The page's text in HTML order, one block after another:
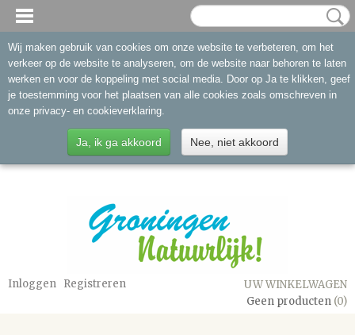
Inloggen Registreren
UW WINKELWAGEN
Geen producten (0)
Wij maken gebruik van cookies om onze website te verbeteren, om het
verkeer op de website te analyseren, om de website naar behoren te laten
werken en voor de koppeling met social media. Door op Ja te klikken, geef
je toestemming voor het plaatsen van alle cookies zoals omschreven in
onze privacy- en cookieverklaring.
Ja, ik ga akkoord Nee, niet akkoord